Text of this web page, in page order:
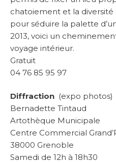
chatoiement et la
pour séduire la palette
2013, voici un
voyage intérieur.
Gratuit
04 76 85 95 97
Diffraction (expo photos)
Bernadette Tintaud
Artothèque Municipale
Centre Commercial
38000 Grenoble
Samedi de 12h à 18h30